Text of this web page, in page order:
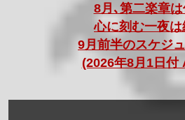
8月､第二楽章
心に刻む一夜
9月前半のスケジ
(2026年8月1日付